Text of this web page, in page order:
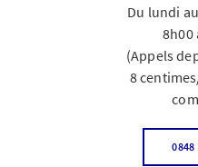
Du lundi
8h00
(Appels
8
0848